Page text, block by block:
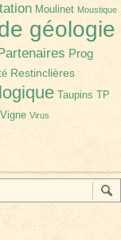
Moulinet Moustique
géologie
Partenaires Prog
Restinclières
Taupins TP
Vigne Virus